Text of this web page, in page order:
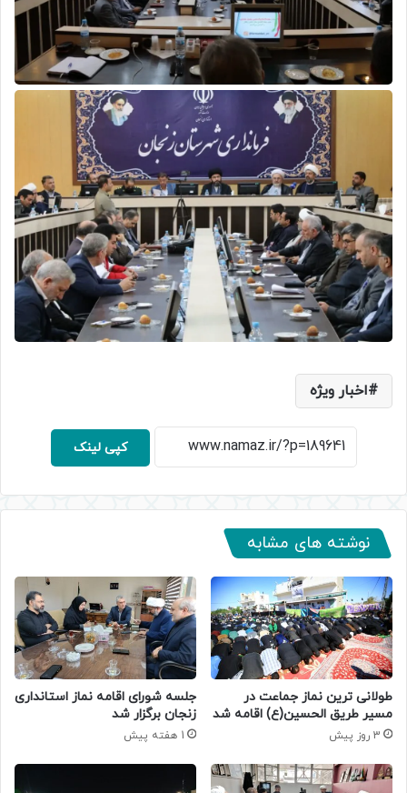
اخبار ویژه
کپی لینک
نوشته های مشابه
طولانی ترین نماز جماعت در
مسیر طریق الحسین(ع) اقامه شد
3 روز پیش
جلسه شورای اقامه نماز استانداری
زنجان برگزار شد
1 هفته پیش